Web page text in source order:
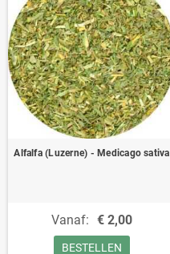
Alfalfa (Luzerne) - Medicago sativa
Vanaf: € 2,00
BESTELLEN